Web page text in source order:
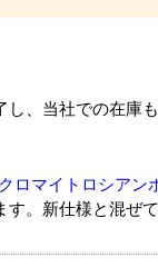
、当社での在庫
ロマイトロシアン
。新仕様と混ぜ